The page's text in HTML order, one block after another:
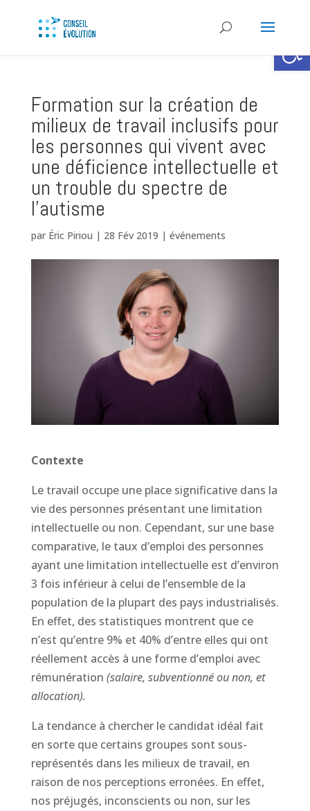
Formation sur la création de
milieux de travail inclusifs pour
les personnes qui vivent avec
une déficience intellectuelle et
un trouble du spectre de
l’autisme
par Éric Piriou | 28 Fév 2019 | événements
Contexte
Le travail occupe une place significative dans la
vie des personnes présentant une limitation
intellectuelle ou non. Cependant, sur une base
comparative, le taux d’emploi des personnes
ayant une limitation intellectuelle est d’environ
3 fois inférieur à celui de l’ensemble de la
population de la plupart des pays industrialisés.
En effet, des statistiques montrent que ce
n’est qu’entre 9% et 40% d’entre elles qui ont
réellement accès à une forme d’emploi avec
rémunération (salaire, subventionné ou non, et
allocation).
La tendance à chercher le candidat idéal fait
en sorte que certains groupes sont sous-
représentés dans les milieux de travail, en
raison de nos perceptions erronées. En effet,
nos préjugés, inconscients ou non, sur les